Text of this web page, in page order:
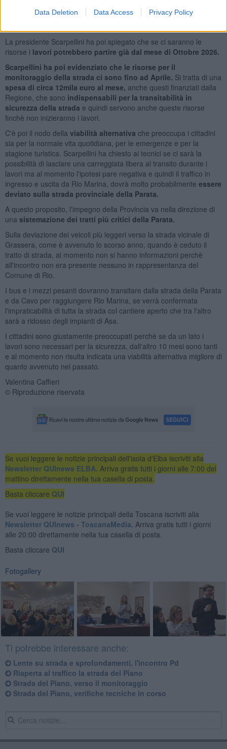
Data Deletion Data Access Privacy Policy
Il consigliere regionale
Franchisi è impegnato a sollecitare che
La presidente Scarpellini ha poi spiegato che se ci saranno le
risorse i lavori potrebbero partire già dal mese di Ottobre 2026.
Scarpellini ha poi evidenziato che le risorse per il
monitoraggio della strada ci sono fino ad Aprile. Si tratta di una
spesa di circa 12mila euro al mese, anche questi finanziati dalla
Regione, che sono indispensabili per la transitabilità in
sicurezza della strada e quindi servono anche queste risorse
finchè non inizieranno i lavori.
C'è poi il nodo della viabilità alternativa che preoccupa i cittadini
sia per la normale vita quotidiana, per le emergenze e per la
stagione turistica. Scarpellini ha chiesto ai tecnici se ci sarà la
possibilità di lasciare una carreggiata libera al transito durante i
lavori ma al momento l'ipotesi pare negativa e quindi il traffico in
ingresso e uscita da Rio Marina, dovrà molto probabilmente essere
deviato sulla strada provinciale della Parata.
A questo proposito, l'impegno della Provincia va nella direzione di
una sistemazione dei tratti più critici della Parata.
Sulla deviazione dei veicoli più leggeri verso la strada vicinale di
Grassera, come è avvenuto lo scorso anno, quando è ceduto il
tratto di strada, al momento non si hanno informazioni perchè
all'incontro non era presente nessuno in rappresentanza del
Comune di Rio.
I bus e i mezzi pesanti dovranno transitare dalla strada della Parata
e da Cavo per raggiungere Rio Marina, se verrà confermata
l'impraticabilità di tutta la strada col cantiere aperto che tra l'altro
sarà a ridosso degli impianti di Asa.
I cittadini sono giustamente preoccupati perchè se da un lato i
lavori sono necessari per la sicurezza, dall'altro 10 mesi sono tanti
e al momento non risulta indicata una viabilità alternativa migliore di
quanto avvenuto nel passato.
Valentina Caffieri
© Riproduzione riservata
Se vuoi leggere le notizie principali dell'isola d'Elba iscriviti alla
Newsletter QUInews ELBA. Arriva gratis tutti i giorni alle 7:00 del
mattino direttamente nella tua casella di posta.
Basta cliccare QUI
Se vuoi leggere le notizie principali della Toscana iscriviti alla
Newsletter QUInews - ToscanaMedia. Arriva gratis tutti i giorni
alle 20:00 direttamente nella tua casella di posta.
Basta cliccare QUI
Fotogallery
Ti potrebbe interessare anche:
Lente su strada e sprofondamenti, l'incontro Pd
Riaperta al traffico la strada del Piano
Strada del Piano, verso il monitoraggio
Strada del Piano, verifiche tecniche in corso